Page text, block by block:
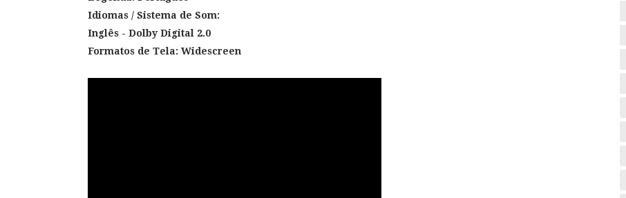
Idiomas / Sistema de Som:
Inglês - Dolby Digital 2.0
Formatos de Tela: Widescreen